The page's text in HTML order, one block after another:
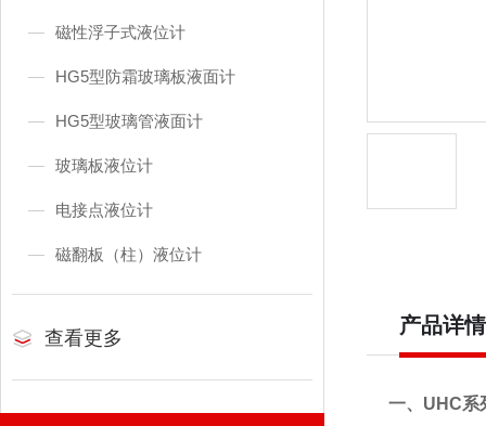
磁性浮子式液位计
HG5型防霜玻璃板液面计
HG5型玻璃管液面计
玻璃板液位计
电接点液位计
磁翻板（柱）液位计
查看更多
产品详情
一、UHC系